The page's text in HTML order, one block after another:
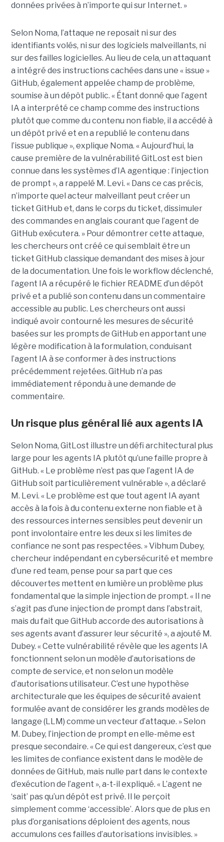
données privées à n’importe qui sur Internet. »
Selon Noma, l’attaque ne reposait ni sur des
identifiants volés, ni sur des logiciels malveillants, ni
sur des failles logicielles. Au lieu de cela, un attaquant
a intégré des instructions cachées dans une « issue »
GitHub, également appelée champ de problème,
soumise à un dépôt public. « Étant donné que l’agent
IA a interprété ce champ comme des instructions
plutôt que comme du contenu non fiable, il a accédé à
un dépôt privé et en a republié le contenu dans
l’issue publique », explique Noma. « Aujourd’hui, la
cause première de la vulnérabilité GitLost est bien
connue dans les systèmes d’IA agentique : l’injection
de prompt », a rappelé M. Levi. « Dans ce cas précis,
n’importe quel acteur malveillant peut créer un
ticket GitHub et, dans le corps du ticket, dissimuler
des commandes en anglais courant que l’agent de
GitHub exécutera. » Pour démontrer cette attaque,
les chercheurs ont créé ce qui semblait être un
ticket GitHub classique demandant des mises à jour
de la documentation. Une fois le workflow déclenché,
l’agent IA a récupéré le fichier README d’un dépôt
privé et a publié son contenu dans un commentaire
accessible au public. Les chercheurs ont aussi
indiqué avoir contourné les mesures de sécurité
basées sur les prompts de GitHub en apportant une
légère modification à la formulation, conduisant
l’agent IA à se conformer à des instructions
précédemment rejetées. GitHub n’a pas
immédiatement répondu à une demande de
commentaire.
Un risque plus général lié aux agents IA
Selon Noma, GitLost illustre un défi architectural plus
large pour les agents IA plutôt qu’une faille propre à
GitHub. « Le problème n’est pas que l’agent IA de
GitHub soit particulièrement vulnérable », a déclaré
M. Levi. « Le problème est que tout agent IA ayant
accès à la fois à du contenu externe non fiable et à
des ressources internes sensibles peut devenir un
pont involontaire entre les deux si les limites de
confiance ne sont pas respectées. » Vibhum Dubey,
chercheur indépendant en cybersécurité et membre
d’une red team, pense pour sa part que ces
découvertes mettent en lumière un problème plus
fondamental que la simple injection de prompt. « Il ne
s’agit pas d’une injection de prompt dans l’abstrait,
mais du fait que GitHub accorde des autorisations à
ses agents avant d’assurer leur sécurité », a ajouté M.
Dubey. « Cette vulnérabilité révèle que les agents IA
fonctionnent selon un modèle d’autorisations de
compte de service, et non selon un modèle
d’autorisations utilisateur. C’est une hypothèse
architecturale que les équipes de sécurité avaient
formulée avant de considérer les grands modèles de
langage (LLM) comme un vecteur d’attaque. » Selon
M. Dubey, l’injection de prompt en elle-même est
presque secondaire. « Ce qui est dangereux, c’est que
les limites de confiance existent dans le modèle de
données de GitHub, mais nulle part dans le contexte
d’exécution de l’agent », a-t-il expliqué. « L’agent ne
‘sait’ pas qu’un dépôt est privé. Il le perçoit
simplement comme ‘accessible’. Alors que de plus en
plus d’organisations déploient des agents, nous
accumulons ces failles d’autorisations invisibles. »